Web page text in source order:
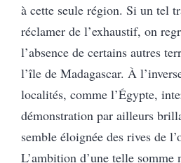
à cette seule région. Si un tel
réclamer de l’exhaustif, on
l’absence de certains autres
l’île de Madagascar. À
localités, comme l’Égypte,
démonstration par ailleurs
semble éloignée des rives de
L’ambition d’une telle somme